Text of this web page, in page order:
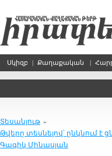
Սկիզբ | Քաղաքական |
Տեսանյութ »
Թվերը տեսնելով՝ ընկնում է
Գագիկ Մինասյան